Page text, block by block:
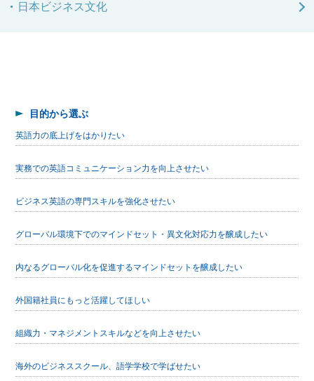
日本ビジネス文化
目的から選ぶ
英語力の底上げをはかりたい
実務での英語コミュニケーション力を向上させたい
ビジネス英語の専門スキルを強化させたい
グローバル環境下でのマインドセット・異文化対応力を醸成したい
内なるグローバル化を促進するマインドセットを醸成したい
外国籍社員にもっと活躍してほしい
組織力・マネジメントスキルなどを向上させたい
海外のビジネススクール、語学学校で学ばせたい